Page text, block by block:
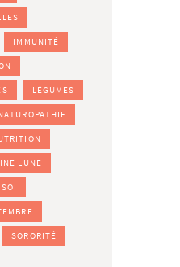
IMMUNITÉ
LÉGUMES
LUNE
SORORITÉ